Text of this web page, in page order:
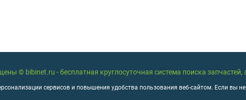
© bibinet.ru - бесплатная круглосуточная система поиска запчастей,
сервисов и повышения удобства пользования веб-сайтом. Если вы